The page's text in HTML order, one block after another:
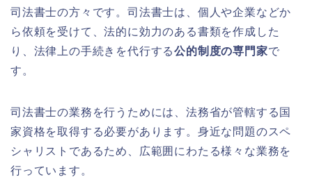
司法書士の方々です。司法書士は、個人や企業などか
ら依頼を受けて、法的に効力のある書類を作成した
り、法律上の手続きを代行する公的制度の専門家で
す。
司法書士の業務を行うためには、法務省が管轄する国
家資格を取得する必要があります。身近な問題のスペ
シャリストであるため、広範囲にわたる様々な業務を
行っています。